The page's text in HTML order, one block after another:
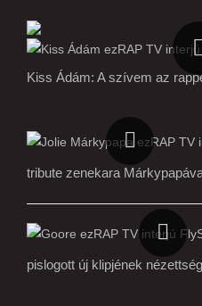
Kiss Ádám: A szívem az
tribute zenekara
pislogott új klipjének